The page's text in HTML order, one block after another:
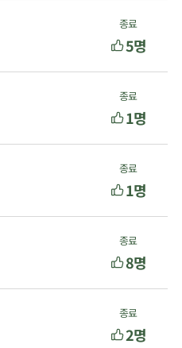
종료
5명
종료
1명
종료
1명
종료
8명
종료
2명